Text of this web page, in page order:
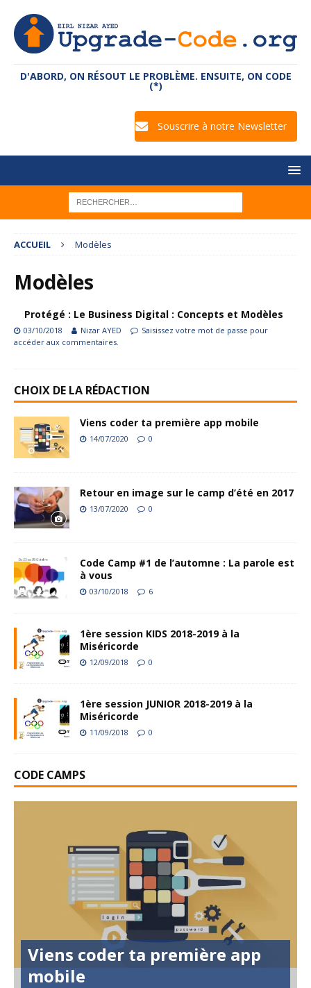
D'ABORD, ON RÉSOUT LE PROBLÈME. ENSUITE, ON CODE
(*)
Souscrire à notre Newsletter
ACCUEIL Modèles
Modèles
Protégé : Le Business Digital : Concepts et Modèles
03/10/2018 Nizar AYED
Saisissez votre mot de passe pour
accéder aux commentaires.
CHOIX DE LA RÉDACTION
Viens coder ta première app mobile
14/07/2020 0
Retour en image sur le camp d’été en 2017
13/07/2020 0
Code Camp #1 de l’automne : La parole est
à vous
03/10/2018 6
1ère session KIDS 2018-2019 à la
Miséricorde
12/09/2018 0
1ère session JUNIOR 2018-2019 à la
Miséricorde
11/09/2018 0
CODE CAMPS
Viens coder ta première app
mobile